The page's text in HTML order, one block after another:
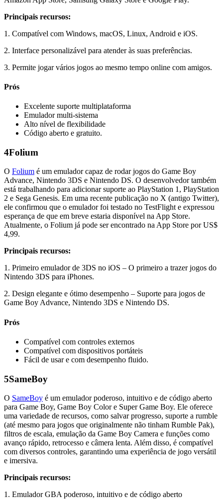
Principais recursos:
1. Compatível com Windows, macOS, Linux, Android e iOS.
2. Interface personalizável para atender às suas preferências.
3. Permite jogar vários jogos ao mesmo tempo online com amigos.
Prós
Excelente suporte multiplataforma
Emulador multi-sistema
Alto nível de flexibilidade
Código aberto e gratuito.
4Folium
O Folium é um emulador capaz de rodar jogos do Game Boy
Advance, Nintendo 3DS e Nintendo DS. O desenvolvedor também
está trabalhando para adicionar suporte ao PlayStation 1, PlayStation
2 e Sega Genesis. Em uma recente publicação no X (antigo Twitter),
ele confirmou que o emulador foi testado no TestFlight e expressou
esperança de que em breve estaria disponível na App Store.
Atualmente, o Folium já pode ser encontrado na App Store por US$
4,99.
Principais recursos:
1. Primeiro emulador de 3DS no iOS – O primeiro a trazer jogos do
Nintendo 3DS para iPhones.
2. Design elegante e ótimo desempenho – Suporte para jogos de
Game Boy Advance, Nintendo 3DS e Nintendo DS.
Prós
Compatível com controles externos
Compatível com dispositivos portáteis
Fácil de usar e com desempenho fluido.
5SameBoy
O SameBoy é um emulador poderoso, intuitivo e de código aberto
para Game Boy, Game Boy Color e Super Game Boy. Ele oferece
uma variedade de recursos, como salvar progresso, suporte a rumble
(até mesmo para jogos que originalmente não tinham Rumble Pak),
filtros de escala, emulação da Game Boy Camera e funções como
avanço rápido, retrocesso e câmera lenta. Além disso, é compatível
com diversos controles, garantindo uma experiência de jogo versátil
e imersiva.
Principais recursos:
1. Emulador GBA poderoso, intuitivo e de código aberto